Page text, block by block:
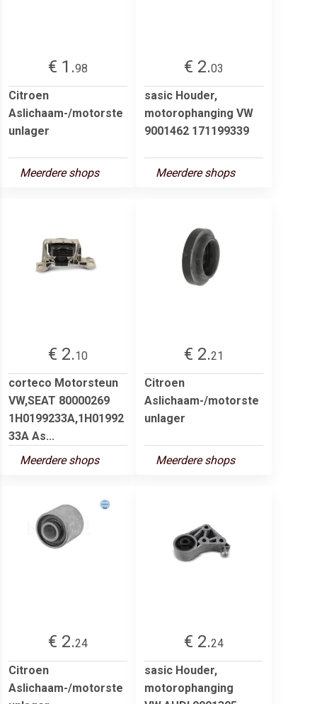
€ 1.98
Citroen
Aslichaam-/motorste
unlager
Meerdere shops
€ 2.03
sasic Houder,
motorophanging VW
9001462 171199339
Meerdere shops
€ 2.10
corteco Motorsteun
VW,SEAT 80000269
1H0199233A,1H01992
33A As...
Meerdere shops
€ 2.21
Citroen
Aslichaam-/motorste
unlager
Meerdere shops
€ 2.24
Citroen
Aslichaam-/motorste
€ 2.24
sasic Houder,
motorophanging